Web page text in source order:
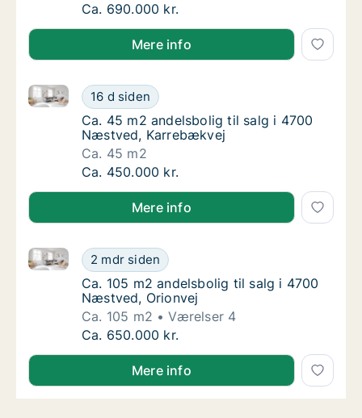
Ca. 75 m2 andelsbolig til salg i 4700
Ca. 690.000 kr.
Mere info
Ca. 45 m2 andelsbolig til salg i 4700
16 d siden
Ca. 45 m2 andelsbolig til salg i 4700 Næstved,
Ca. 45 m2 andelsbolig til salg i 4700
Ca. 45 m2 andelsbolig til salg i 4700
Næstved, Karrebækvej
Ca. 45 m2
Ca. 45 m2 andelsbolig til salg i 4700
Ca. 450.000 kr.
Mere info
Ca. 105 m2 andelsbolig til salg i 4700
2 mdr siden
Ca. 105 m2 andelsbolig til salg i 4700 Næstved,
Ca. 105 m2 andelsbolig til salg i 4700
Ca. 105 m2 andelsbolig til salg i 4700
Næstved, Orionvej
Ca. 105 m2
Værelser 4
Ca. 105 m2 andelsbolig til salg i 4700
Ca. 650.000 kr.
Mere info